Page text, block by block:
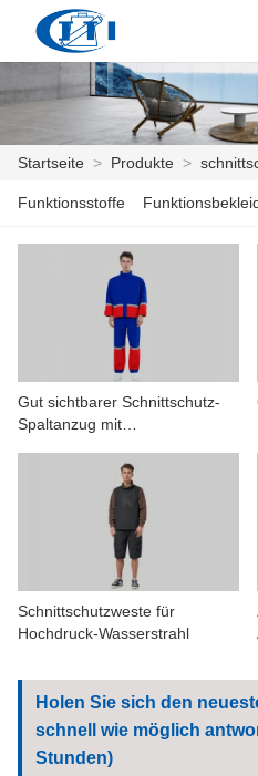
STARTSEITE
ANPASSUNG
NACHRICHTEN
KONTAKTIERE UNS
العربية česky
Startseite > Produkte >
Funktionsstoffe
Gut sichtbarer Schnittschutz-
Spaltanzug mit
Schnittschutzweste für
Hochdruck-Wasserstrahl
Holen Sie sich den
schnell wie möglich
Stunden)